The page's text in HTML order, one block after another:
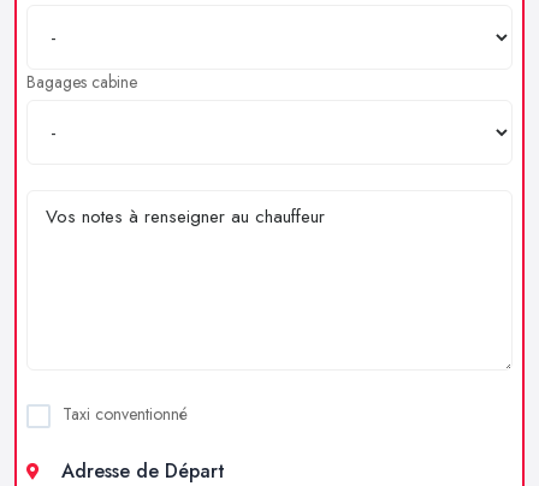
Bagages cabine
Taxi conventionné
Adresse de Départ